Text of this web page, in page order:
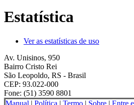
Estatística
Ver as estatísticas de uso
Av. Unisinos, 950
Bairro Cristo Rei
São Leopoldo, RS - Brasil
CEP: 93.022-000
Fone: (51) 3590 8801
Manual | Política | Termo | Sobre | Entre